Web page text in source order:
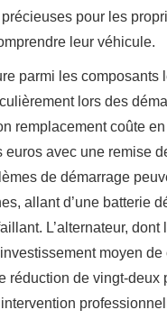
précieuses pour les
leur véhicule.
parmi les composants
lors des
remplacement coûte
euros avec une remise
de démarrage
allant d’une batterie
L’alternateur,
moyen
réduction de vingt-deux